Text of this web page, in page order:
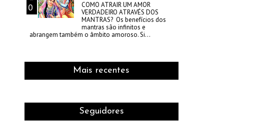
COMO ATRAIR UM AMOR
VERDADEIRO ATRAVÉS DOS
MANTRAS? Os benefícios dos
mantras são infinitos e
abrangem também o âmbito amoroso. Si...
Mais recentes
Seguidores